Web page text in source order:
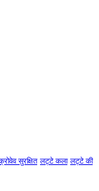
सुरक्षित लट्टे कला लट्टे की